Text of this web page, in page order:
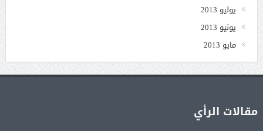
يوليو 2013
يونيو 2013
مايو 2013
مقالات الرأي